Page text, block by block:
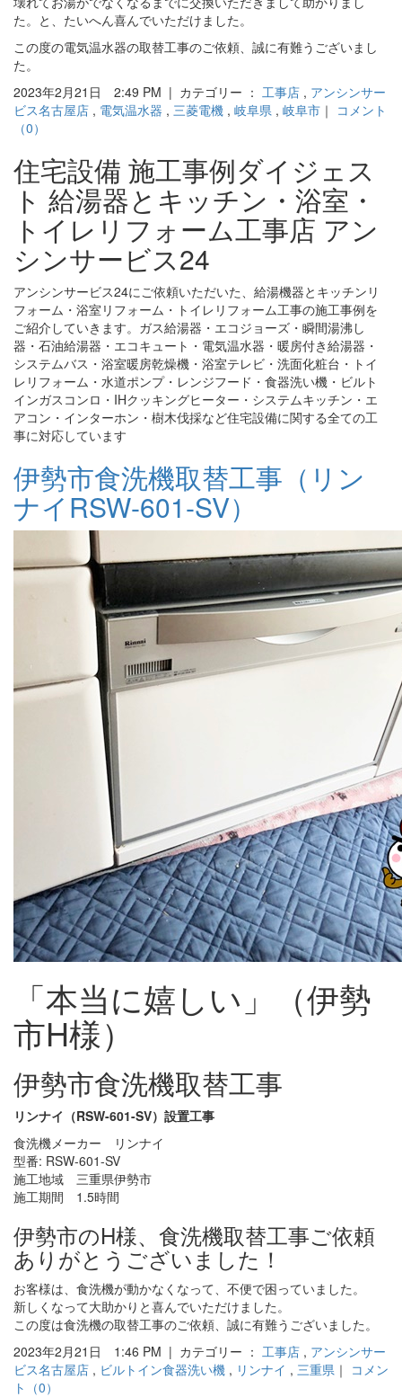
た。と、たいへん喜んでいただけました。
この度の電気温水器の取替工事のご依頼、誠に有難うございまし
た。
2023年2月21日 2:49 PM | カテゴリー ： 工事店 , アンシンサー
ビス名古屋店 , 電気温水器 , 三菱電機 , 岐阜県 , 岐阜市 ｜ コメント
（0）
住宅設備 施工事例ダイジェス
ト 給湯器とキッチン・浴室・
トイレリフォーム工事店 アン
シンサービス24
アンシンサービス24にご依頼いただいた、給湯機器とキッチンリ
フォーム・浴室リフォーム・トイレリフォーム工事の施工事例を
ご紹介していきます。ガス給湯器・エコジョーズ・瞬間湯沸し
器・石油給湯器・エコキュート・電気温水器・暖房付き給湯器・
システムバス・浴室暖房乾燥機・浴室テレビ・洗面化粧台・トイ
レリフォーム・水道ポンプ・レンジフード・食器洗い機・ビルト
インガスコンロ・IHクッキングヒーター・システムキッチン・エ
アコン・インターホン・樹木伐採など住宅設備に関する全ての工
事に対応しています
伊勢市食洗機取替工事（リン
ナイRSW-601-SV）
「本当に嬉しい」（伊勢
市H様）
伊勢市食洗機取替工事
リンナイ（RSW-601-SV）設置工事
食洗機メーカー リンナイ
型番: RSW-601-SV
施工地域 三重県伊勢市
施工期間 1.5時間
伊勢市のH様、食洗機取替工事ご依頼
ありがとうございました！
お客様は、食洗機が動かなくなって、不便で困っていました。
新しくなって大助かりと喜んでいただけました。
この度は食洗機の取替工事のご依頼、誠に有難うございました。
2023年2月21日 1:46 PM | カテゴリー ： 工事店 , アンシンサー
ビス名古屋店 , ビルトイン食器洗い機 , リンナイ , 三重県 ｜ コメン
ト（0）